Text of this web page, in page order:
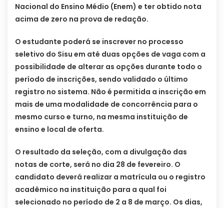
Nacional do Ensino Médio (Enem) e ter obtido nota
acima de zero na prova de redação.
O estudante poderá se inscrever no processo
seletivo do Sisu em até duas opções de vaga com a
possibilidade de alterar as opções durante todo o
período de inscrições, sendo validado o último
registro no sistema. Não é permitida a inscrição em
mais de uma modalidade de concorrência para o
mesmo curso e turno, na mesma instituição de
ensino e local de oferta.
O resultado da seleção, com a divulgação das
notas de corte, será no dia 28 de fevereiro. O
candidato deverá realizar a matrícula ou o registro
acadêmico na instituição para a qual foi
selecionado no período de 2 a 8 de março. Os dias,